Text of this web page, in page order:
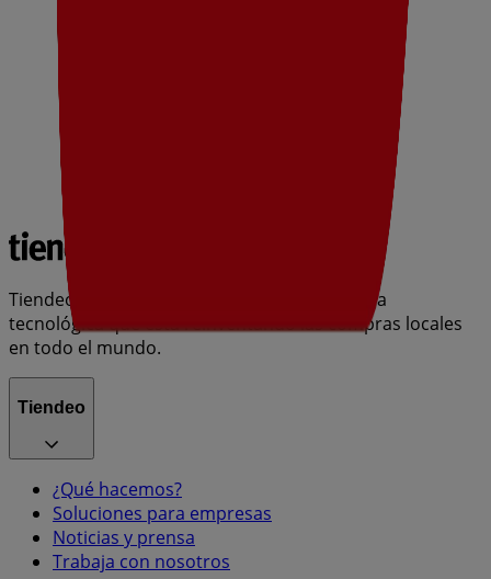
Tiendeo forma parte de Shopfully, la empresa
tecnológica que está reinventando las compras locales
en todo el mundo.
Tiendeo
¿Qué hacemos?
Soluciones para empresas
Noticias y prensa
Trabaja con nosotros